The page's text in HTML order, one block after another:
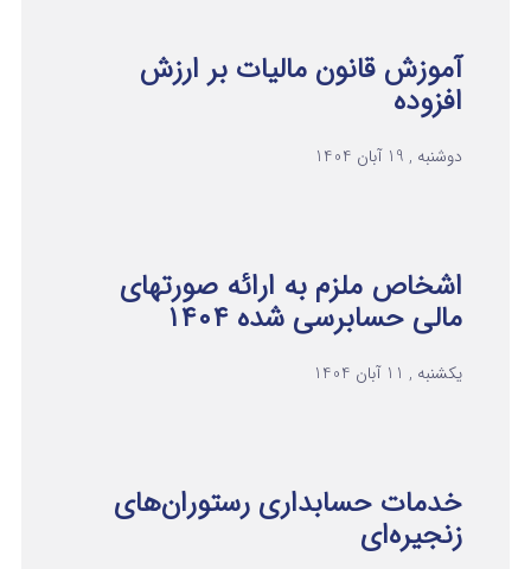
آموزش قانون مالیات بر ارزش
افزوده
دوشنبه , 19 آبان 1404
اشخاص ملزم به ارائه صورتهای
مالی حسابرسی شده ۱۴۰۴
یکشنبه , 11 آبان 1404
خدمات حسابداری رستوران‌های
زنجیره‌ای